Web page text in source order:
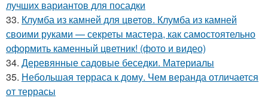
лучших вариантов для посадки
33. Клумба из камней для цветов. Клумба из камней
своими руками — секреты мастера, как самостоятельно
оформить каменный цветник! (фото и видео)
34. Деревянные садовые беседки. Материалы
35. Небольшая терраса к дому. Чем веранда отличается
от террасы